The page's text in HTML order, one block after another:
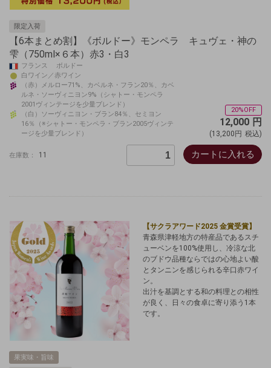
限定入荷
【6本まとめ割】《ボルドー》モンペラ キュヴェ・神の
雫（750ml×６本）赤3・白3
フランス ボルドー
白ワイン／赤ワイン
（赤）メルロー71%、カベルネ・フラン20％、カベ
ルネ・ソーヴィニヨン9%（シャトー・モンペラ
2001ヴィンテージを少量ブレンド）
（白）ソーヴィニヨン・ブラン84％、セミヨン
16％（※シャトー・モンペラ・ブラン2005ヴィンテ
ージを少量ブレンド）
20%OFF
12,000 円
(13,200円 税込)
在庫数： 11 カートに入れる
【サクラアワード2025 金賞受賞】
青森県津軽地方の特産品であるスチ
ューベンを100%使用し、冷涼な北
のブドウ品種ならではの心地よい酸
とタンニンを感じられる辛口赤ワイ
ン。
出汁を基調とする和の料理との相性
が良く、日々の食卓に寄り添う1本
です。
果実味・旨味